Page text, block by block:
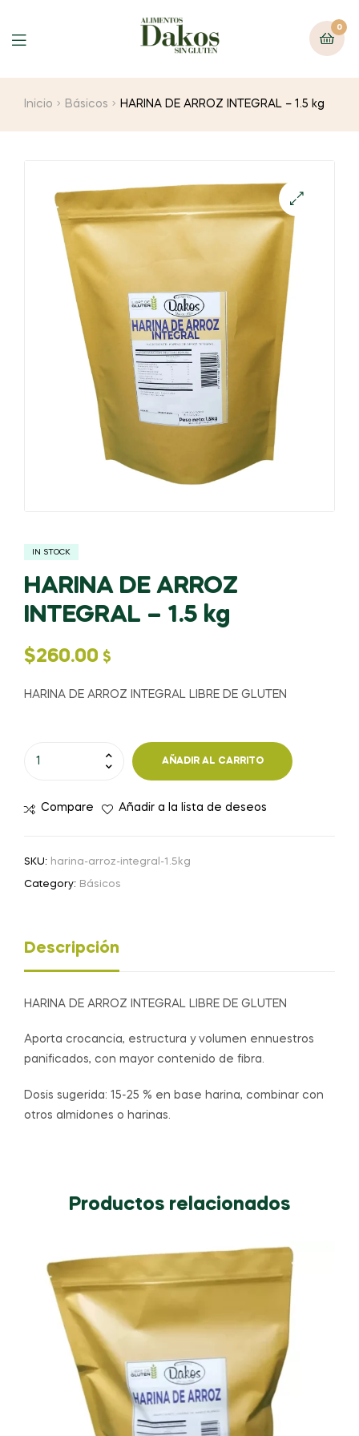
Menu
0
Inicio Básicos HARINA DE ARROZ INTEGRAL – 1.5 kg
IN STOCK
HARINA DE ARROZ
INTEGRAL – 1.5 kg
$260.00 $
HARINA DE ARROZ INTEGRAL LIBRE DE GLUTEN
INTEGRAL
cantidad
AÑADIR AL CARRITO
Compare Añadir a la lista de deseos
SKU: harina-arroz-integral-1.5kg
Category: Básicos
Descripción
HARINA DE ARROZ INTEGRAL LIBRE DE GLUTEN
Aporta crocancia, estructura y volumen ennuestros
panificados, con mayor contenido de fibra.
Dosis sugerida: 15-25 % en base harina, combinar con
otros almidones o harinas.
Productos relacionados